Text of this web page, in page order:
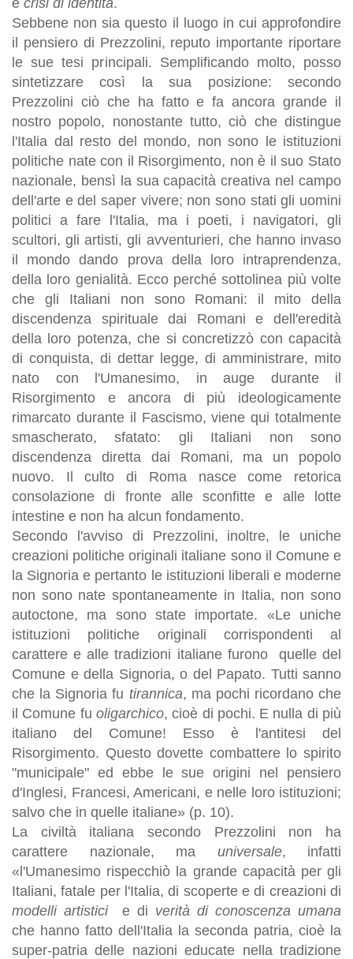
Sebbene non sia questo il luogo in cui approfondire
il pensiero di Prezzolini, reputo importante riportare
le sue tesi principali. Semplificando molto, posso
sintetizzare così la sua posizione: secondo
Prezzolini ciò che ha fatto e fa ancora grande il
nostro popolo, nonostante tutto, ciò che distingue
l'Italia dal resto del mondo, non sono le istituzioni
politiche nate con il Risorgimento, non è il suo Stato
nazionale, bensì la sua capacità creativa nel campo
dell'arte e del saper vivere; non sono stati gli uomini
politici a fare l'Italia, ma i poeti, i navigatori, gli
scultori, gli artisti, gli avventurieri, che hanno invaso
il mondo dando prova della loro intraprendenza,
della loro genialità. Ecco perché sottolinea più volte
che gli Italiani non sono Romani: il mito della
discendenza spirituale dai Romani e dell'eredità
della loro potenza, che si concretizzò con capacità
di conquista, di dettar legge, di amministrare, mito
nato con l'Umanesimo, in auge durante il
Risorgimento e ancora di più ideologicamente
rimarcato durante il Fascismo, viene qui totalmente
smascherato, sfatato: gli Italiani non sono
discendenza diretta dai Romani, ma un popolo
nuovo. Il culto di Roma nasce come retorica
consolazione di fronte alle sconfitte e alle lotte
intestine e non ha alcun fondamento.
Secondo l'avviso di Prezzolini, inoltre, le uniche
creazioni politiche originali italiane sono il Comune e
la Signoria e pertanto le istituzioni liberali e moderne
non sono nate spontaneamente in Italia, non sono
autoctone, ma sono state importate. «Le uniche
istituzioni politiche originali corrispondenti al
carattere e alle tradizioni italiane furono quelle del
Comune e della Signoria, o del Papato. Tutti sanno
che la Signoria fu tirannica, ma pochi ricordano che
il Comune fu oligarchico, cioè di pochi. E nulla di più
italiano del Comune! Esso è l'antitesi del
Risorgimento. Questo dovette combattere lo spirito
"municipale" ed ebbe le sue origini nel pensiero
d'Inglesi, Francesi, Americani, e nelle loro istituzioni;
salvo che in quelle italiane» (p. 10).
La civiltà italiana secondo Prezzolini non ha
carattere nazionale, ma universale, infatti
«l'Umanesimo rispecchiò la grande capacità per gli
Italiani, fatale per l'Italia, di scoperte e di creazioni di
modelli artisticie di verità di conoscenza umana
che hanno fatto dell'Italia la seconda patria, cioè la
super-patria delle nazioni educate nella tradizione